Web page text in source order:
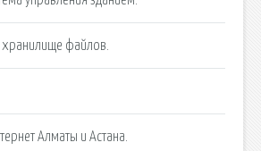
файлов.
Алматы и Астана.